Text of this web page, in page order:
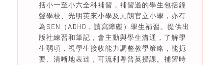
括小一至小六全科補習，補習過的學生包括鐘
聲學校、光明英來小學及元朗官立小學，亦有
為SEN（ADHD，讀寫障礙）學生補習。提供出
版社練習和筆記，會主動與學生溝通，了解學
生弱項，視學生接收能力調整教學策略，能扼
要、清晰地表達，可流利粵普英授課。補習時